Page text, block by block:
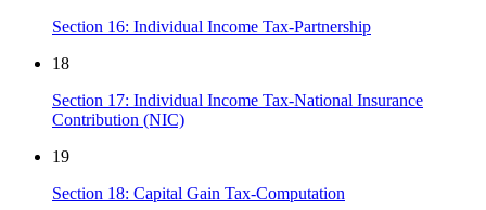
Section 16: Individual Income Tax-Partnership
18
Section 17: Individual Income Tax-National Insurance
Contribution (NIC)
19
Section 18: Capital Gain Tax-Computation